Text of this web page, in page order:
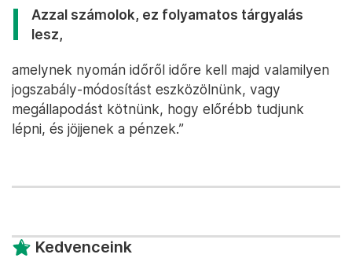
Azzal számolok, ez folyamatos tárgyalás
lesz,
amelynek nyomán időről időre kell majd valamilyen
jogszabály-módosítást eszközölnünk, vagy
megállapodást kötnünk, hogy előrébb tudjunk
lépni, és jöjjenek a pénzek.”
Kedvenceink